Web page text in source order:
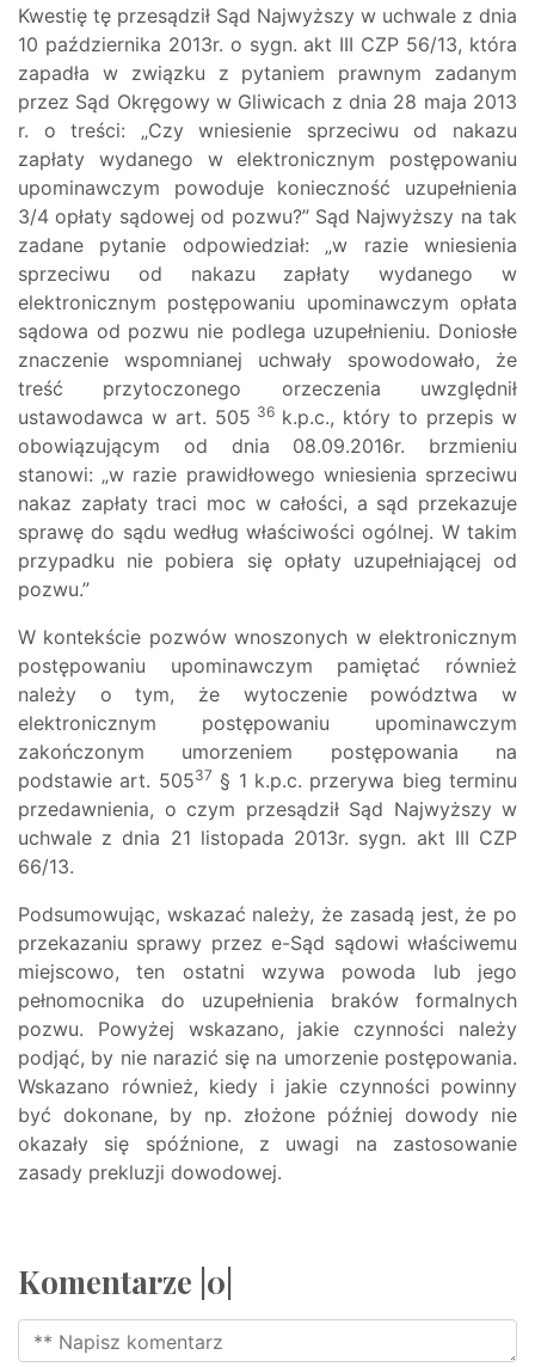
Kwestię tę przesądził Sąd Najwyższy w uchwale z dnia
10 października 2013r. o sygn. akt III CZP 56/13, która
zapadła w związku z pytaniem prawnym zadanym
przez Sąd Okręgowy w Gliwicach z dnia 28 maja 2013
r. o treści: „Czy wniesienie sprzeciwu od nakazu
zapłaty wydanego w elektronicznym postępowaniu
upominawczym powoduje konieczność uzupełnienia
3/4 opłaty sądowej od pozwu?” Sąd Najwyższy na tak
zadane pytanie odpowiedział: „w razie wniesienia
sprzeciwu od nakazu zapłaty wydanego w
elektronicznym postępowaniu upominawczym opłata
sądowa od pozwu nie podlega uzupełnieniu. Doniosłe
znaczenie wspomnianej uchwały spowodowało, że
treść przytoczonego orzeczenia uwzględnił
ustawodawca w art. 505 36 k.p.c., który to przepis w
obowiązującym od dnia 08.09.2016r. brzmieniu
stanowi: „w razie prawidłowego wniesienia sprzeciwu
nakaz zapłaty traci moc w całości, a sąd przekazuje
sprawę do sądu według właściwości ogólnej. W takim
przypadku nie pobiera się opłaty uzupełniającej od
pozwu.”
W kontekście pozwów wnoszonych w elektronicznym
postępowaniu upominawczym pamiętać również
należy o tym, że wytoczenie powództwa w
elektronicznym postępowaniu upominawczym
zakończonym umorzeniem postępowania na
podstawie art. 50537 § 1 k.p.c. przerywa bieg terminu
przedawnienia, o czym przesądził Sąd Najwyższy w
uchwale z dnia 21 listopada 2013r. sygn. akt III CZP
66/13.
Podsumowując, wskazać należy, że zasadą jest, że po
przekazaniu sprawy przez e-Sąd sądowi właściwemu
miejscowo, ten ostatni wzywa powoda lub jego
pełnomocnika do uzupełnienia braków formalnych
pozwu. Powyżej wskazano, jakie czynności należy
podjąć, by nie narazić się na umorzenie postępowania.
Wskazano również, kiedy i jakie czynności powinny
być dokonane, by np. złożone później dowody nie
okazały się spóźnione, z uwagi na zastosowanie
zasady prekluzji dowodowej.
Komentarze |0|